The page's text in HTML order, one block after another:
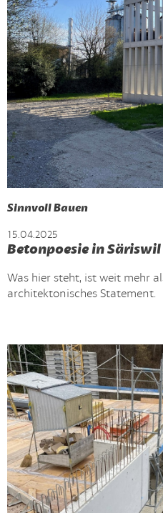
Sinnvoll Bauen
15.04.2025
Betonpoesie in
Was hier steht, ist weit mehr
architektonisches Statement.